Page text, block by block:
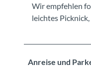
Wir empfehlen
leichtes
Anreise und